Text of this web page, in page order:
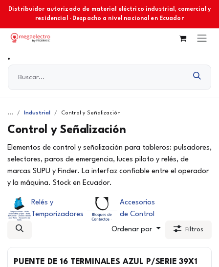
Ir al contenido
Distribuidor autorizado de material eléctrico industrial, comercial y
residencial · Despacho a nivel nacional en Ecuador
... Industrial Control y Señalización
Control y Señalización
Elementos de control y señalización para tableros: pulsadores,
selectores, paros de emergencia, luces piloto y relés, de
marcas SUPU y Finder. La interfaz confiable entre el operador
y la máquina. Stock en Ecuador.
Relés y
Temporizadores
Accesorios
de Control
Ordenar por Filtros
PUENTE DE 16 TERMINALES AZUL P/SERIE 39X1